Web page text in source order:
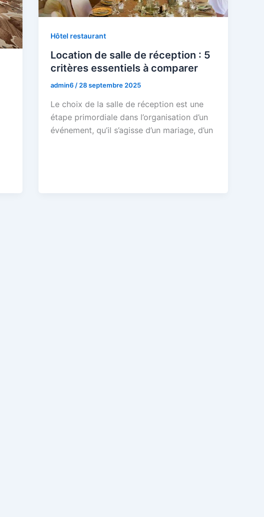
Hôtel restaurant
Location de salle de réception : 5
critères essentiels à comparer
admin6/28 septembre 2025
Le choix de la salle de réception est une
étape primordiale dans l’organisation d’un
événement, qu’il s’agisse d’un mariage, d’un